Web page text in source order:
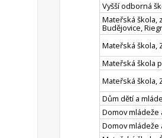
Vyšší odborná
Mateřská škola,
Budějovice,
Mateřská škola,
Mateřská škola
Mateřská škola,
Dům dětí a
Domov mládeže
Domov mládeže